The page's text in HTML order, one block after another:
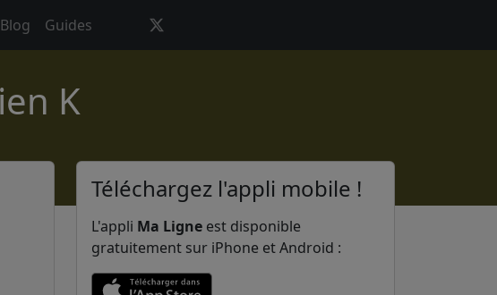
Blog Guides
K
Téléchargez l'appli mobile !
L'appli Ma Ligne est disponible
gratuitement sur iPhone et Android :